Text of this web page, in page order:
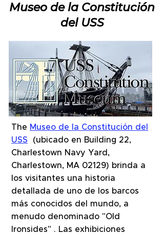
Museo de la Constitución
del USS
The Museo de la Constitución del
USS (ubicado en Building 22,
Charlestown Navy Yard,
Charlestown, MA 02129) brinda a
los visitantes una historia
detallada de uno de los barcos
más conocidos del mundo, a
menudo denominado "Old
Ironsides" . Las exhibiciones